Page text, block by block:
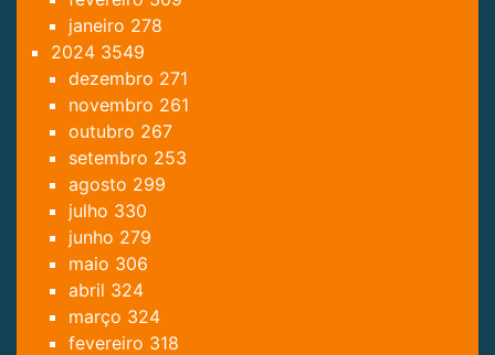
janeiro 278
2024 3549
dezembro 271
novembro 261
outubro 267
setembro 253
agosto 299
julho 330
junho 279
maio 306
abril 324
março 324
fevereiro 318